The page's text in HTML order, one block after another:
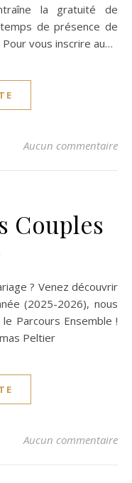
la gratuité de
de présence de
vous inscrire au…
Aucun commentaire
Couples
(2025-2026), nous
Parcours Ensemble !
Peltier
Aucun commentaire